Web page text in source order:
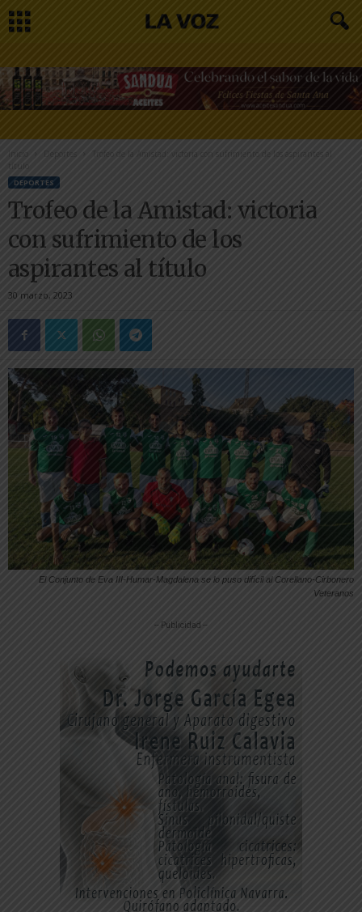
Inicio
Trofeo de la Amistad: victoria con sufrimiento de los aspirantes al
DEPORTES
Trofeo de la Amistad: victoria
con sufrimiento de los
aspirantes al título
30 marzo, 2023
El Conjunto de Eva III-Humar-Magdalena se lo puso difícil al Corellano-Cirbonero
Veteranos
-- Publicidad --